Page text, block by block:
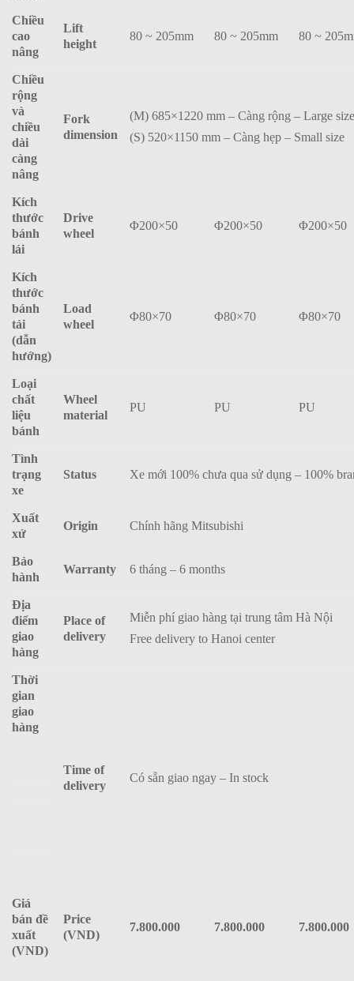
Chiều
cao
nâng
Lift
height
80 ~ 205mm 80 ~ 205mm 80 ~
Chiều
rộng
và
chiều
dài
càng
nâng
Fork
dimension
(M) 685×1220 mm – Càng rộng – Large
(S) 520×1150 mm – Càng hẹp – Small size
Kích
thước
bánh
lái
Drive
wheel
Φ200×50 Φ200×50 Φ200×50
Kích
thước
bánh
tải
(dẫn
hướng)
Load
wheel
Φ80×70 Φ80×70 Φ80×70
Loại
chất
liệu
bánh
Wheel
material
PU PU PU
Tình
trạng
xe
Status Xe mới 100% chưa qua sử dụng – 100%
Xuất
xứ
Origin Chính hãng Mitsubishi
Bảo
hành
Warranty 6 tháng – 6 months
Địa
điểm
giao
hàng
Place of
delivery
Miễn phí giao hàng tại trung tâm Hà Nội
Free delivery to Hanoi center
Thời
gian
giao
hàng
Time of
delivery
Có sẵn giao ngay – In stock
Giá
bán đề
xuất
(VND)
Price
(VND)
7.800.000 7.800.000 7.800.000